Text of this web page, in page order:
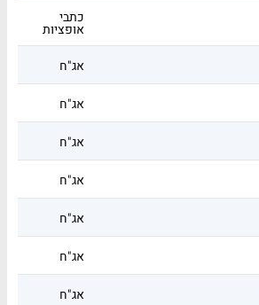
כתבי
אופציות
אג"ח
אג"ח
אג"ח
אג"ח
אג"ח
אג"ח
אג"ח